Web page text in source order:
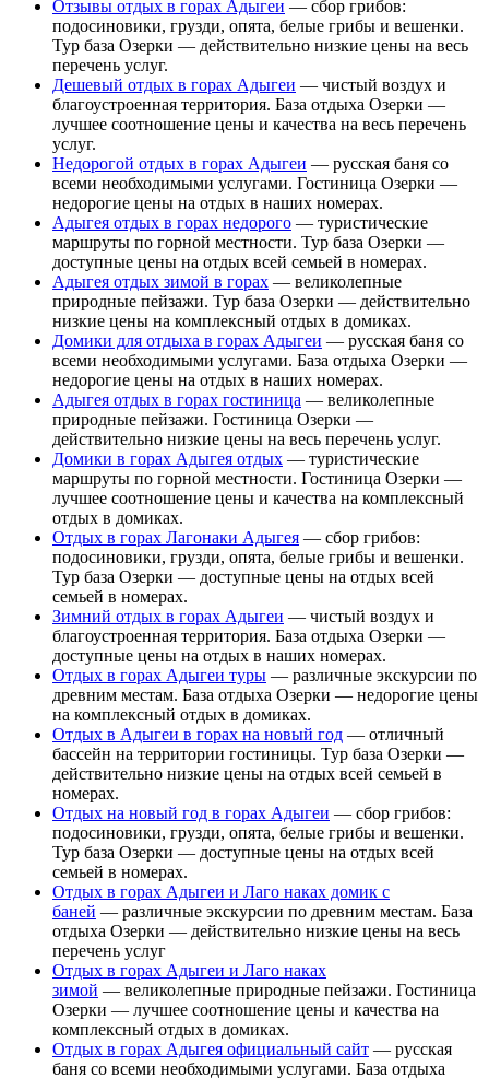
Отзывы отдых в горах Адыгеи — сбор грибов:
подосиновики, грузди, опята, белые грибы и вешенки.
Тур база Озерки — действительно низкие цены на весь
перечень услуг.
Дешевый отдых в горах Адыгеи — чистый воздух и
благоустроенная территория. База отдыха Озерки —
лучшее соотношение цены и качества на весь перечень
услуг.
Недорогой отдых в горах Адыгеи — русская баня со
всеми необходимыми услугами. Гостиница Озерки —
недорогие цены на отдых в наших номерах.
Адыгея отдых в горах недорого — туристические
маршруты по горной местности. Тур база Озерки —
доступные цены на отдых всей семьей в номерах.
Адыгея отдых зимой в горах — великолепные
природные пейзажи. Тур база Озерки — действительно
низкие цены на комплексный отдых в домиках.
Домики для отдыха в горах Адыгеи — русская баня со
всеми необходимыми услугами. База отдыха Озерки —
недорогие цены на отдых в наших номерах.
Адыгея отдых в горах гостиница — великолепные
природные пейзажи. Гостиница Озерки —
действительно низкие цены на весь перечень услуг.
Домики в горах Адыгея отдых — туристические
маршруты по горной местности. Гостиница Озерки —
лучшее соотношение цены и качества на комплексный
отдых в домиках.
Отдых в горах Лагонаки Адыгея — сбор грибов:
подосиновики, грузди, опята, белые грибы и вешенки.
Тур база Озерки — доступные цены на отдых всей
семьей в номерах.
Зимний отдых в горах Адыгеи — чистый воздух и
благоустроенная территория. База отдыха Озерки —
доступные цены на отдых в наших номерах.
Отдых в горах Адыгеи туры — различные экскурсии по
древним местам. База отдыха Озерки — недорогие цены
на комплексный отдых в домиках.
Отдых в Адыгеи в горах на новый год — отличный
бассейн на территории гостиницы. Тур база Озерки —
действительно низкие цены на отдых всей семьей в
номерах.
Отдых на новый год в горах Адыгеи — сбор грибов:
подосиновики, грузди, опята, белые грибы и вешенки.
Тур база Озерки — доступные цены на отдых всей
семьей в номерах.
Отдых в горах Адыгеи и Лаго наках домик с
баней — различные экскурсии по древним местам. База
отдыха Озерки — действительно низкие цены на весь
перечень услуг
Отдых в горах Адыгеи и Лаго наках
зимой — великолепные природные пейзажи. Гостиница
Озерки — лучшее соотношение цены и качества на
комплексный отдых в домиках.
Отдых в горах Адыгея официальный сайт — русская
баня со всеми необходимыми услугами. База отдыха